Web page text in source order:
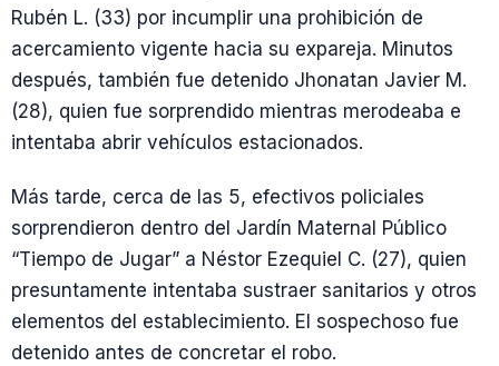
Rubén L. (33) por incumplir una prohibición de
acercamiento vigente hacia su expareja. Minutos
después, también fue detenido Jhonatan Javier M.
(28), quien fue sorprendido mientras merodeaba e
intentaba abrir vehículos estacionados.
Más tarde, cerca de las 5, efectivos policiales
sorprendieron dentro del Jardín Maternal Público
“Tiempo de Jugar” a Néstor Ezequiel C. (27), quien
presuntamente intentaba sustraer sanitarios y otros
elementos del establecimiento. El sospechoso fue
detenido antes de concretar el robo.